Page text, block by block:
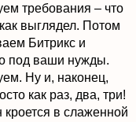
требования – что
выглядел. Потом
Битрикс и
под ваши нужды.
Ну и, наконец,
как раз, два, три!
кроется в слаженной